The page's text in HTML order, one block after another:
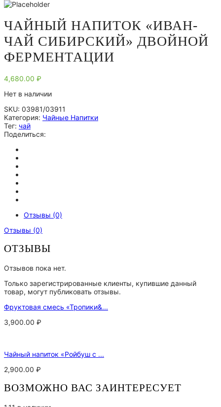
ЧАЙНЫЙ НАПИТОК «ИВАН-
ЧАЙ СИБИРСКИЙ» ДВОЙНОЙ
ФЕРМЕНТАЦИИ
4,680.00 ₽
Нет в наличии
SKU: 03981/03911
Категория: Чайные Напитки
Тег: чай
Поделиться:
Отзывы (0)
Отзывы (0)
ОТЗЫВЫ
Отзывов пока нет.
Только зарегистрированные клиенты, купившие данный
товар, могут публиковать отзывы.
Фруктовая смесь «Тропики&...
3,900.00 ₽
Чайный напиток «Ройбуш с ...
2,900.00 ₽
ВОЗМОЖНО ВАС ЗАИНТЕРЕСУЕТ